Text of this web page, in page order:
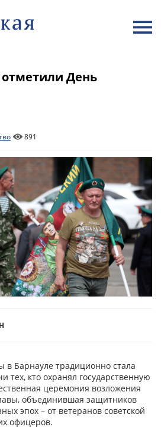
День
891
Барнауле традиционно стала
тех, кто охранял государственную
церемония возложения
объединившая защитников
эпох – от ветеранов советской
офицеров.